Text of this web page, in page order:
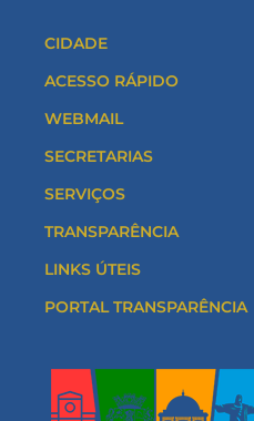
CIDADE
ACESSO RÁPIDO
WEBMAIL
SECRETARIAS
SERVIÇOS
TRANSPARÊNCIA
LINKS ÚTEIS
PORTAL TRANSPARÊNCIA